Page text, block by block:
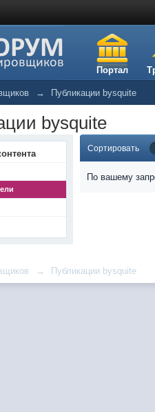
Портал
→ Публикации bysquite
bysquite
Сортировать
По вашему
→ Публикации bysquite